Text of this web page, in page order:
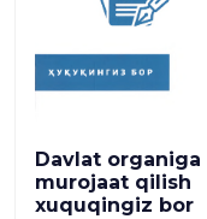
Davlat organiga
murojaat qilish
xuquqingiz bor